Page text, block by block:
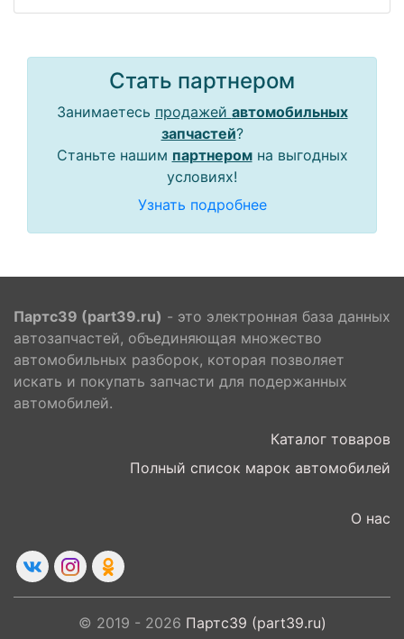
Стать партнером
Занимаетесь продажей автомобильных
запчастей?
Станьте нашим партнеромна выгодных
условиях!
Узнать подробнее
Партс39 (part39.ru) - это электронная база данных
автозапчастей, объединяющая множество
автомобильных разборок, которая позволяет
искать и покупать запчасти для подержанных
автомобилей.
Каталог товаров
Полный список марок автомобилей
О нас
© 2019 - 2026 Партс39 (part39.ru)